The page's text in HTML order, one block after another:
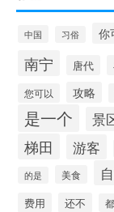
中国 习俗 你
南宁 唐代
您可以 攻略
是一个 景
梯田 游客
的是 美食
费用 还不